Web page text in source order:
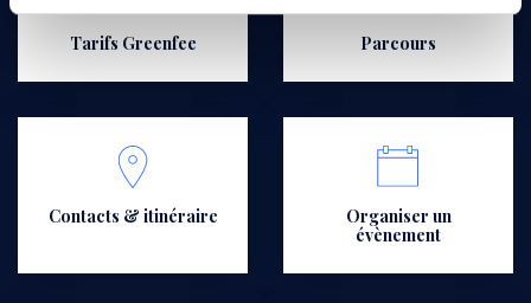
Tarifs Greenfee Parcours
Contacts & itinéraire
Organiser un
évènement